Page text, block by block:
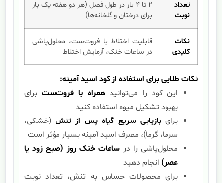
تعداد
نوبت
۲ تا ۴ بار در طول فصل (هر دو هفته یک بار
برای درختان و گلخانه‌ها)
نکات
کلیدی
قابلیت اختلاط با فروت‌ست، محلول‌پاشی
در ساعات خنک، آزمایش اختلاط
نکات طلایی برای استفاده از کود اسید آمینه:
این کود را می‌توانیدهمراه با فروت‌ست برای
بهبود تشکیل میوه استفاده کنید
برای بازیابی سریع گیاه پس از تنش (خشکی،
سرما، گرما)، مصرف اسید آمینه بسیار مؤثر است
محلول‌پاشی را در ساعات خنک روز (صبح زود یا
عصر) انجام دهید
برای محصولات حساس به تنش، تعداد نوبت